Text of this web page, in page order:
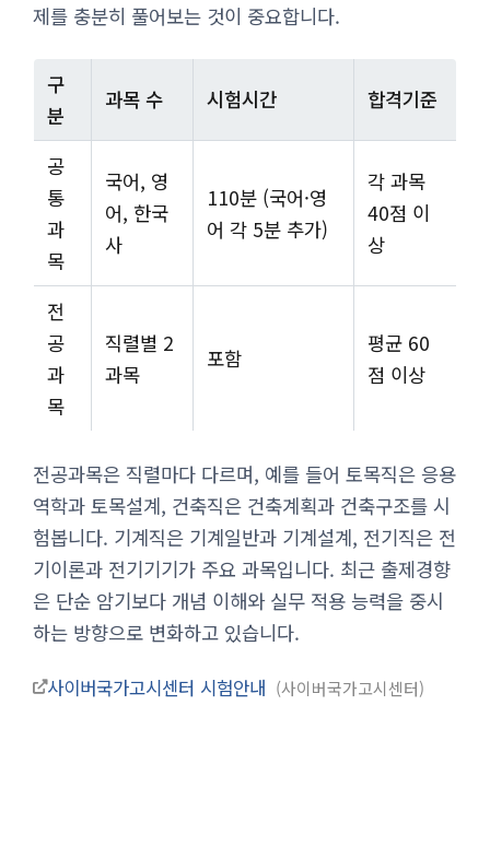
제를 충분히 풀어보는 것이 중요합니다.
구
분
과목 수 시험시간 합격기준
공
통
과
목
국어, 영
어, 한국
사
110분 (국어·영
어 각 5분 추가)
각 과목
40점 이
상
전
공
과
목
직렬별 2
과목
포함
평균 60
점 이상
전공과목은 직렬마다 다르며, 예를 들어 토목직은 응용
역학과 토목설계, 건축직은 건축계획과 건축구조를 시
험봅니다. 기계직은 기계일반과 기계설계, 전기직은 전
기이론과 전기기기가 주요 과목입니다. 최근 출제경향
은 단순 암기보다 개념 이해와 실무 적용 능력을 중시
하는 방향으로 변화하고 있습니다.
사이버국가고시센터 시험안내 사이버국가고시센터